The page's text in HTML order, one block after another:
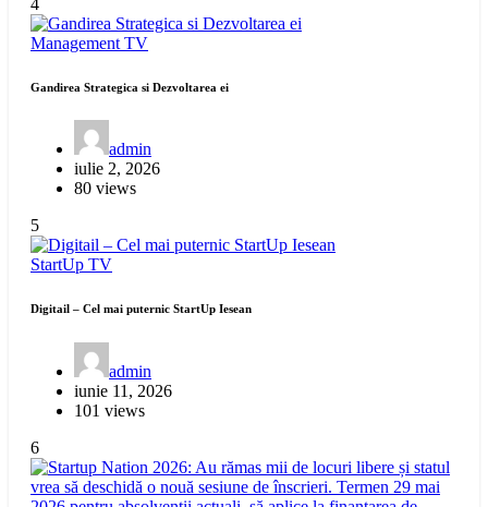
Management TV
Gandirea Strategica si Dezvoltarea ei
admin
iulie 2, 2026
80 views
5
StartUp TV
Digitail – Cel mai puternic StartUp Iesean
admin
iunie 11, 2026
101 views
6